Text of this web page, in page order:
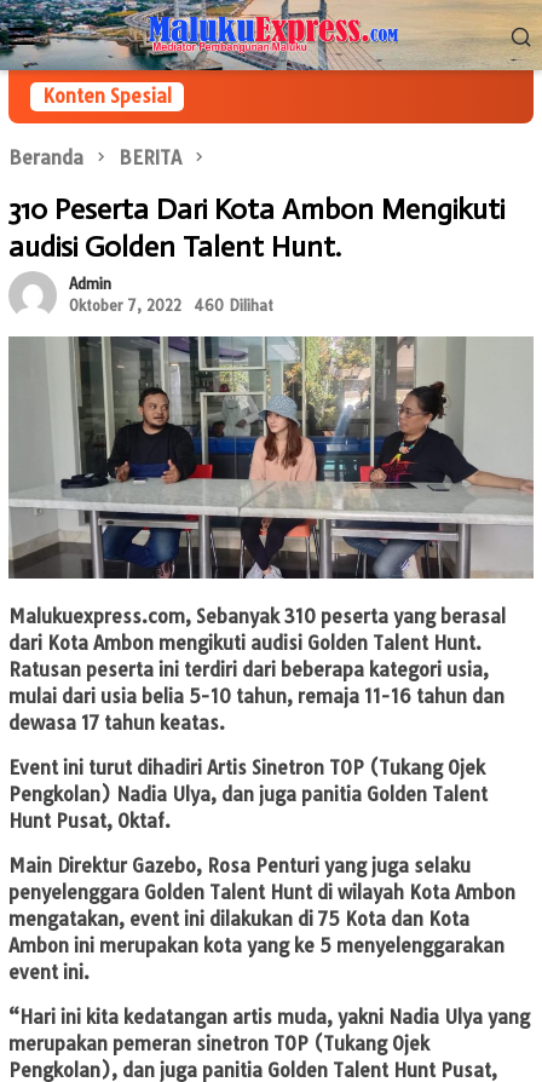
Loncat
ke
konten
Menu
Mobile
Konten Spesial
Beranda BERITA
310 Peserta Dari Kota Ambon Mengikuti
audisi Golden Talent Hunt.
Admin
Oktober 7, 2022
460 Dilihat
Malukuexpress.com, Sebanyak 310 peserta yang berasal
dari Kota Ambon mengikuti audisi Golden Talent Hunt.
Ratusan peserta ini terdiri dari beberapa kategori usia,
mulai dari usia belia 5-10 tahun, remaja 11-16 tahun dan
dewasa 17 tahun keatas.
Event ini turut dihadiri Artis Sinetron TOP (Tukang Ojek
Pengkolan) Nadia Ulya, dan juga panitia Golden Talent
Hunt Pusat, Oktaf.
Main Direktur Gazebo, Rosa Penturi yang juga selaku
penyelenggara Golden Talent Hunt di wilayah Kota Ambon
mengatakan, event ini dilakukan di 75 Kota dan Kota
Ambon ini merupakan kota yang ke 5 menyelenggarakan
event ini.
“Hari ini kita kedatangan artis muda, yakni Nadia Ulya yang
merupakan pemeran sinetron TOP (Tukang Ojek
Pengkolan), dan juga panitia Golden Talent Hunt Pusat,